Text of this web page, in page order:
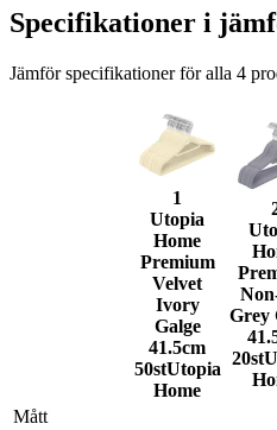
Specifikationer i
Jämför specifikationer för alla 4
1
Utopia
Home
Premium
Velvet
Ivory
Galge
41.5cm
50stUtopia
Home
Grey
20st
Mått